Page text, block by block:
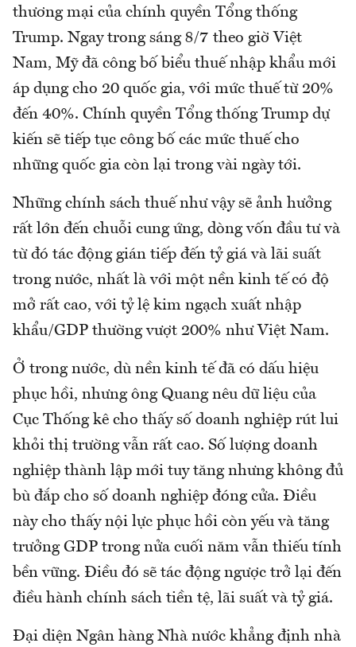
thương mại của chính quyền Tổng thống
Trump. Ngay trong sáng 8/7 theo giờ Việt
Nam, Mỹ đã công bố biểu thuế nhập khẩu mới
áp dụng cho 20 quốc gia, với mức thuế từ 20%
đến 40%. Chính quyền Tổng thống Trump dự
kiến sẽ tiếp tục công bố các mức thuế cho
những quốc gia còn lại trong vài ngày tới.
Những chính sách thuế như vậy sẽ ảnh hưởng
rất lớn đến chuỗi cung ứng, dòng vốn đầu tư và
từ đó tác động gián tiếp đến tỷ giá và lãi suất
trong nước, nhất là với một nền kinh tế có độ
mở rất cao, với tỷ lệ kim ngạch xuất nhập
khẩu/GDP thường vượt 200% như Việt Nam.
Ở trong nước, dù nền kinh tế đã có dấu hiệu
phục hồi, nhưng ông Quang nêu dữ liệu của
Cục Thống kê cho thấy số doanh nghiệp rút lui
khỏi thị trường vẫn rất cao. Số lượng doanh
nghiệp thành lập mới tuy tăng nhưng không đủ
bù đắp cho số doanh nghiệp đóng cửa. Điều
này cho thấy nội lực phục hồi còn yếu và tăng
trưởng GDP trong nửa cuối năm vẫn thiếu tính
bền vững. Điều đó sẽ tác động ngược trở lại đến
điều hành chính sách tiền tệ, lãi suất và tỷ giá.
Đại diện Ngân hàng Nhà nước khẳng định nhà